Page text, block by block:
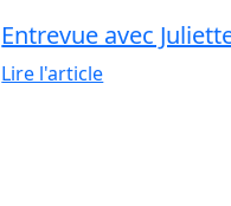
Entrevue avec
Lire l'article